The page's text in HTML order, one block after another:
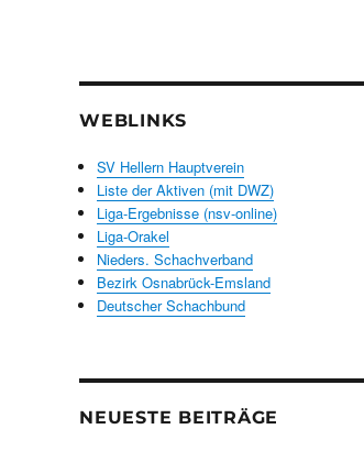
WEBLINKS
SV Hellern Hauptverein
Liste der Aktiven (mit DWZ)
Liga-Ergebnisse (nsv-online)
Liga-Orakel
Nieders. Schachverband
Bezirk Osnabrück-Emsland
Deutscher Schachbund
NEUESTE BEITRÄGE